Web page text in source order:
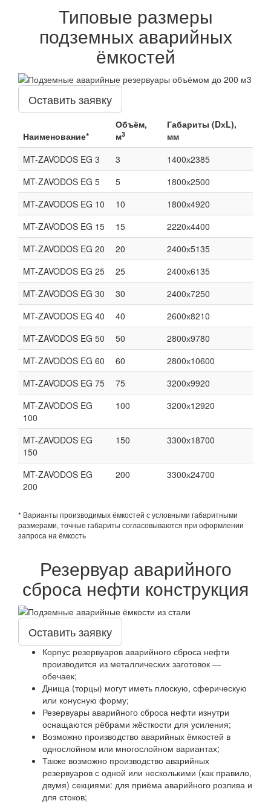
Типовые размеры
подземных аварийных
ёмкостей
Оставить заявку
Наименование*
Объём,
м3
Габариты (DхL),
мм
MT-ZAVODOS EG 3
3
1400х2385
MT-ZAVODOS EG 5
5
1800х2500
MT-ZAVODOS EG 10
10
1800х4920
MT-ZAVODOS EG 15
15
2220х4400
MT-ZAVODOS EG 20
20
2400х5135
MT-ZAVODOS EG 25
25
2400х6135
MT-ZAVODOS EG 30
30
2400х7250
MT-ZAVODOS EG 40
40
2600х8210
MT-ZAVODOS EG 50
50
2800х9780
MT-ZAVODOS EG 60
60
2800х10600
MT-ZAVODOS EG 75
75
3200х9920
MT-ZAVODOS EG
100
100 3200х12920
MT-ZAVODOS EG
150
150 3300х18700
MT-ZAVODOS EG
200
200 3300х24700
* Варианты производимых ёмкостей с условными габаритными
размерами, точные габариты согласовываются при оформлении
запроса на ёмкость
Резервуар аварийного
сброса нефти конструкция
Оставить заявку
Корпус резервуаров аварийного сброса нефти
производится из металлических заготовок —
обечаек;
Днища (торцы) могут иметь плоскую, сферическую
или конусную форму;
Резервуары аварийного сброса нефти изнутри
оснащаются рёбрами жёсткости для усиления;
Возможно производство аварийных ёмкостей в
однослойном или многослойном вариантах;
Также возможно производство аварийных
резервуаров с одной или несколькими (как правило,
двумя) секциями: для приёма аварийного розлива и
для стоков;